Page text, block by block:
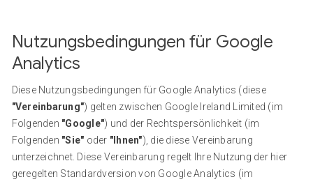
Nutzungsbedingungen für Google
Analytics
Diese Nutzungsbedingungen für Google Analytics (diese
"Vereinbarung") gelten zwischen Google Ireland Limited (im
Folgenden "Google") und der Rechtspersönlichkeit (im
Folgenden "Sie" oder "Ihnen"), die diese Vereinbarung
unterzeichnet. Diese Vereinbarung regelt Ihre Nutzung der hier
geregelten Standardversion von Google Analytics (im